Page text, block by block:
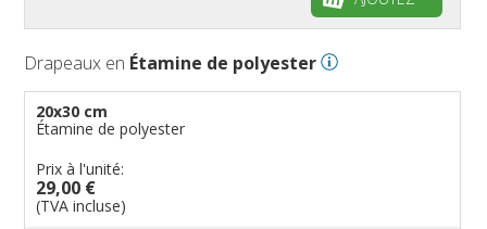
Drapeaux en Étamine de polyester
20x30 cm
Étamine de polyester
Prix à l'unité:
29,00 €
(TVA incluse)